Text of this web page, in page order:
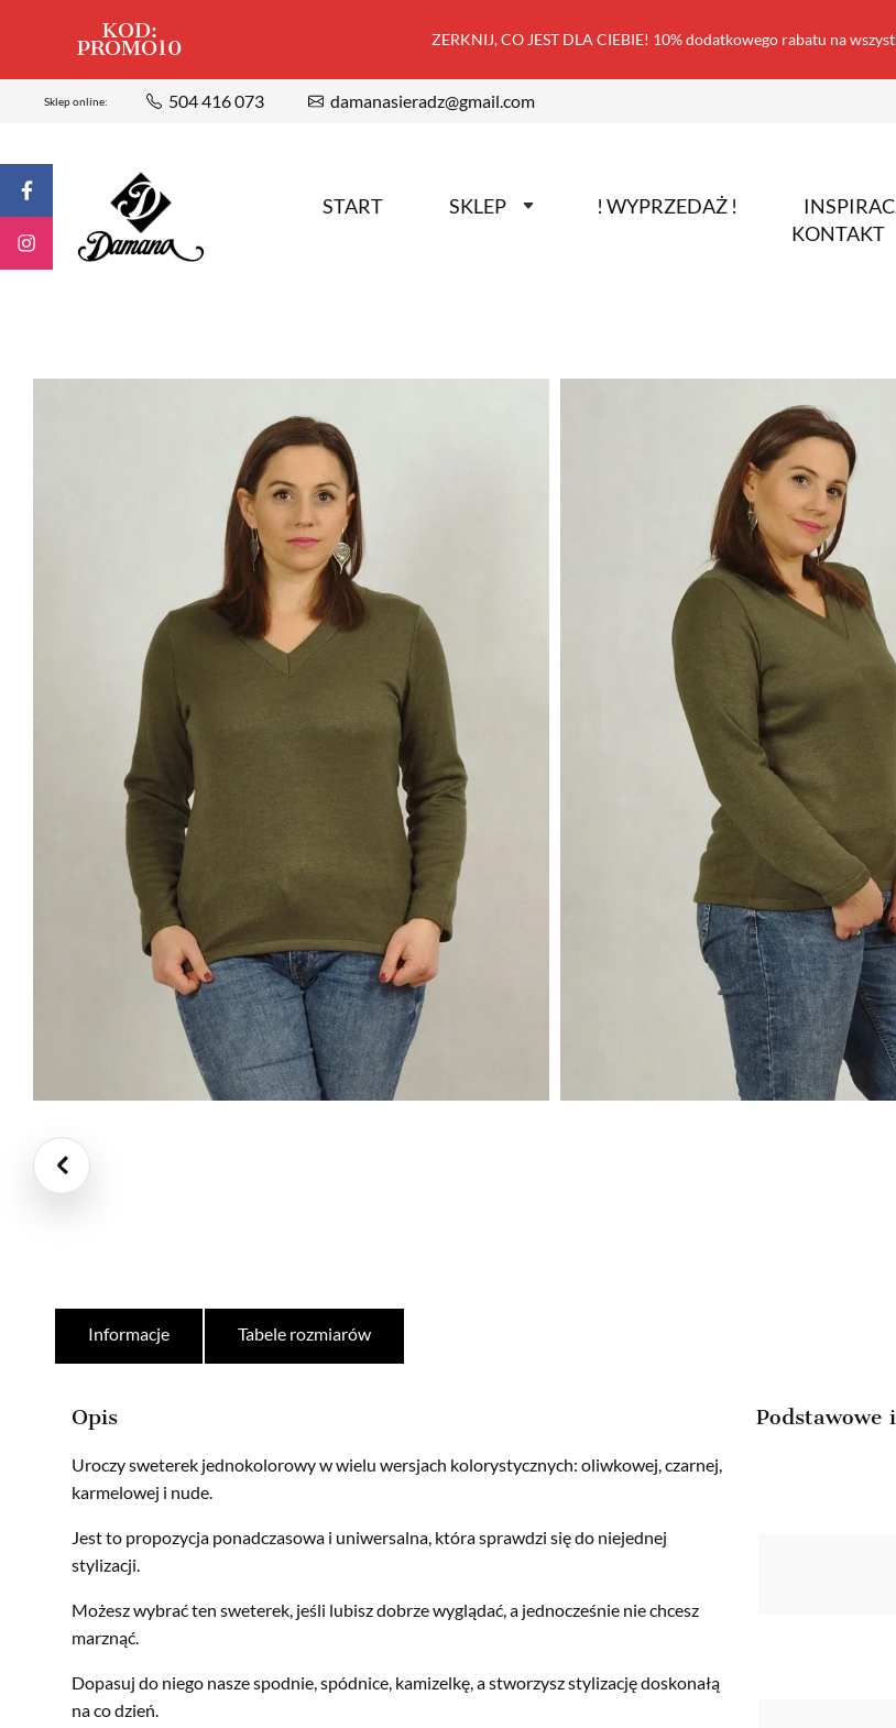
KOD:
PROMO10 ZERKNIJ, CO JEST DLA CIEBIE! 10% dodatkowego rabatu na
Sklep online: 504 416 073 damanasieradz@gmail.com
START SKLEP ! WYPRZEDAŻ !
KONTAKT
Informacje Tabele rozmiarów
Opis
Uroczy sweterek jednokolorowy w wielu wersjach kolorystycznych: oliwkowej, czarnej,
karmelowej i nude.
Jest to propozycja ponadczasowa i uniwersalna, która sprawdzi się do niejednej
stylizacji.
Możesz wybrać ten sweterek, jeśli lubisz dobrze wyglądać, a jednocześnie nie chcesz
marznąć.
Dopasuj do niego nasze spodnie, spódnice, kamizelkę, a stworzysz stylizację doskonałą
na co dzień.
Podstawowe